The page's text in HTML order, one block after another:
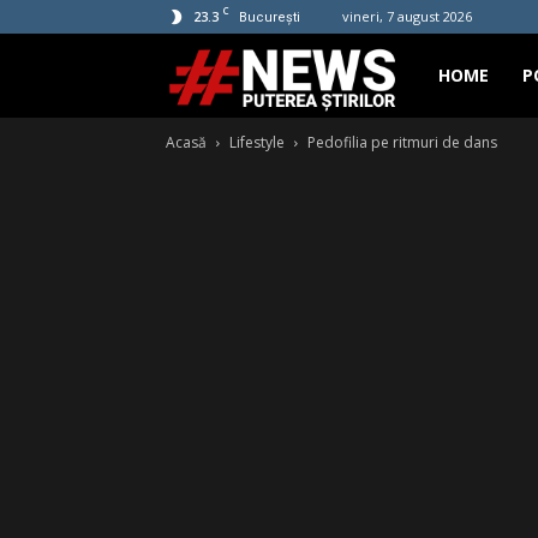
23.3 C București vineri, 7 august 2026
Hashtag
HOME
Acasă Lifestyle Pedofilia pe ritmuri de dans